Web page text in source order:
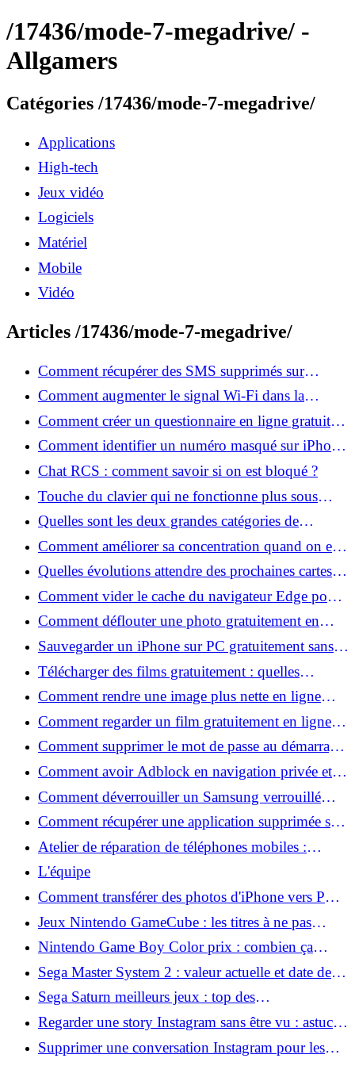
/17436/mode-7-megadrive/ -
Allgamers
Catégories /17436/mode-7-megadrive/
Applications
High-tech
Jeux vidéo
Logiciels
Matériel
Mobile
Vidéo
Articles /17436/mode-7-megadrive/
Comment récupérer des SMS supprimés sur
Android gratuitement ?
Comment augmenter le signal Wi-Fi dans la
maison efficacement ?
Comment créer un questionnaire en ligne gratuit
facilement ?
Comment identifier un numéro masqué sur iPhone
dans le respect de la vie privée ?
Chat RCS : comment savoir si on est bloqué ?
Touche du clavier qui ne fonctionne plus sous
Windows 11 : que faire ?
Quelles sont les deux grandes catégories de
logiciels malveillants ?
Comment améliorer sa concentration quand on est
gamer ?
Quelles évolutions attendre des prochaines cartes
graphiques pour PC ?
Comment vider le cache du navigateur Edge pour
accélérer Windows ?
Comment déflouter une photo gratuitement en
ligne et améliorer la netteté ?
Sauvegarder un iPhone sur PC gratuitement sans
iTunes : les méthodes qui marchent
Télécharger des films gratuitement : quelles
solutions légales existent vraiment ?
Comment rendre une image plus nette en ligne
sans logiciel compliqué ?
Comment regarder un film gratuitement en ligne
sans inscription ?
Comment supprimer le mot de passe au démarrage
de l’ordinateur sous Windows ?
Comment avoir Adblock en navigation privée et
bloquer toutes les pubs ?
Comment déverrouiller un Samsung verrouillé
avec un autre téléphone possible ou non ?
Comment récupérer une application supprimée sur
Android en quelques minutes ?
Atelier de réparation de téléphones mobiles :
Comment choisir le meilleur service près de chez
vous ?
L'équipe
Comment transférer des photos d'iPhone vers PC
rapidement ?
Jeux Nintendo GameCube : les titres à ne pas
manquer
Nintendo Game Boy Color prix : combien ça
coûte aujourd'hui ?
Sega Master System 2 : valeur actuelle et date de
sortie
Sega Saturn meilleurs jeux : top des
incontournables à découvrir
Regarder une story Instagram sans être vu : astuces
à connaître
Supprimer une conversation Instagram pour les